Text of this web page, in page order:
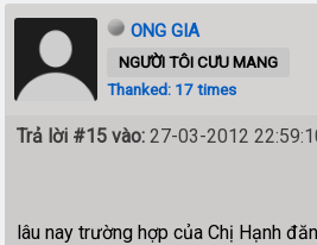
ONG GIA
NGƯỜI TÔI CƯU MANG
Thanked: 17 times
Trả lời #15 vào: 27-03-2012
lâu nay trường hợp của Chị Hạnh